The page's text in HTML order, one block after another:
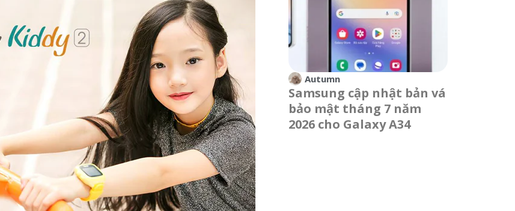
Autumn
Samsung cập nhật bản vá
bảo mật tháng 7 năm
2026 cho Galaxy A34